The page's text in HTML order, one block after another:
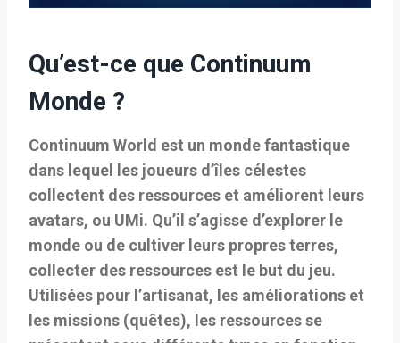
Qu’est-ce que Continuum
Monde ?
Continuum World est un monde fantastique
dans lequel les joueurs d’îles célestes
collectent des ressources et améliorent leurs
avatars, ou UMi. Qu’il s’agisse d’explorer le
monde ou de cultiver leurs propres terres,
collecter des ressources est le but du jeu.
Utilisées pour l’artisanat, les améliorations et
les missions (quêtes), les ressources se